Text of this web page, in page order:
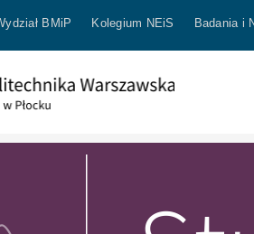
BMiP Kolegium NEiS Badania i